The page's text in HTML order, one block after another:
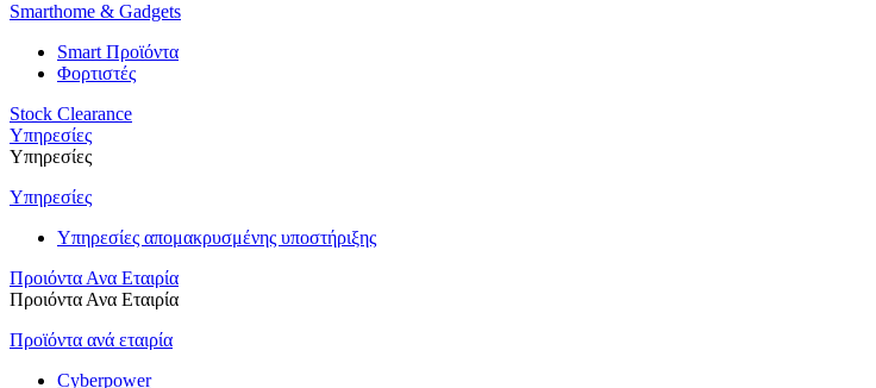
Smarthome & Gadgets
Smart Προϊόντα
Φορτιστές
Stock Clearance
Υπηρεσίες
Υπηρεσίες
Υπηρεσίες
Υπηρεσίες απομακρυσμένης υποστήριξης
Προιόντα Ανα Εταιρία
Προιόντα Ανα Εταιρία
Προϊόντα ανά εταιρία
Cyberpower